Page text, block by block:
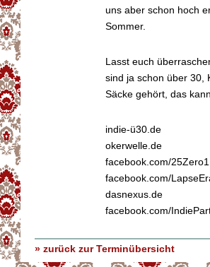
uns aber schon hoch
Sommer.
Lasst euch
sind ja schon über 30,
Säcke gehört, das
indie-ü30.de
okerwelle.de
facebook.com/25Zero1
facebook.com/
dasnexus.de
facebook.com/
» zurück zur Terminübersicht